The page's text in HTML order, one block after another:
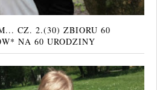
CZ. 2.(30) ZBIORU 60
NA 60 URODZINY